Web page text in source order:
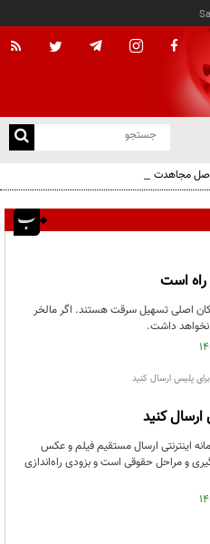
مجاهدت رسانه‌های انقلابی است
راه است
اصلی تسهیل سرقت هستند. اگر مالخر
نخواهد داشت.
پلیس ارسال کنید
کنید
اینترنتی ارسال مستقیم فیلم و عکس
و مراحل حقوقی است و بزودی راه‌اندازی